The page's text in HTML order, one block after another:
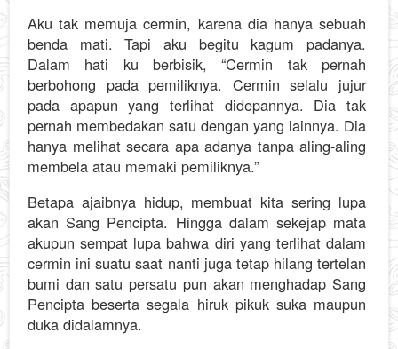
Aku tak memuja cermin, karena dia hanya sebuah
benda mati. Tapi aku begitu kagum padanya.
Dalam hati ku berbisik, “Cermin tak pernah
berbohong pada pemiliknya. Cermin selalu jujur
pada apapun yang terlihat didepannya. Dia tak
pernah membedakan satu dengan yang lainnya. Dia
hanya melihat secara apa adanya tanpa aling-aling
membela atau memaki pemiliknya.”
Betapa ajaibnya hidup, membuat kita sering lupa
akan Sang Pencipta. Hingga dalam sekejap mata
akupun sempat lupa bahwa diri yang terlihat dalam
cermin ini suatu saat nanti juga tetap hilang tertelan
bumi dan satu persatu pun akan menghadap Sang
Pencipta beserta segala hiruk pikuk suka maupun
duka didalamnya.